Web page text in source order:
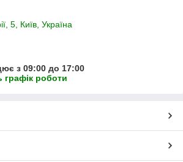
5, Київ, Україна
з 09:00 до 17:00
графік роботи